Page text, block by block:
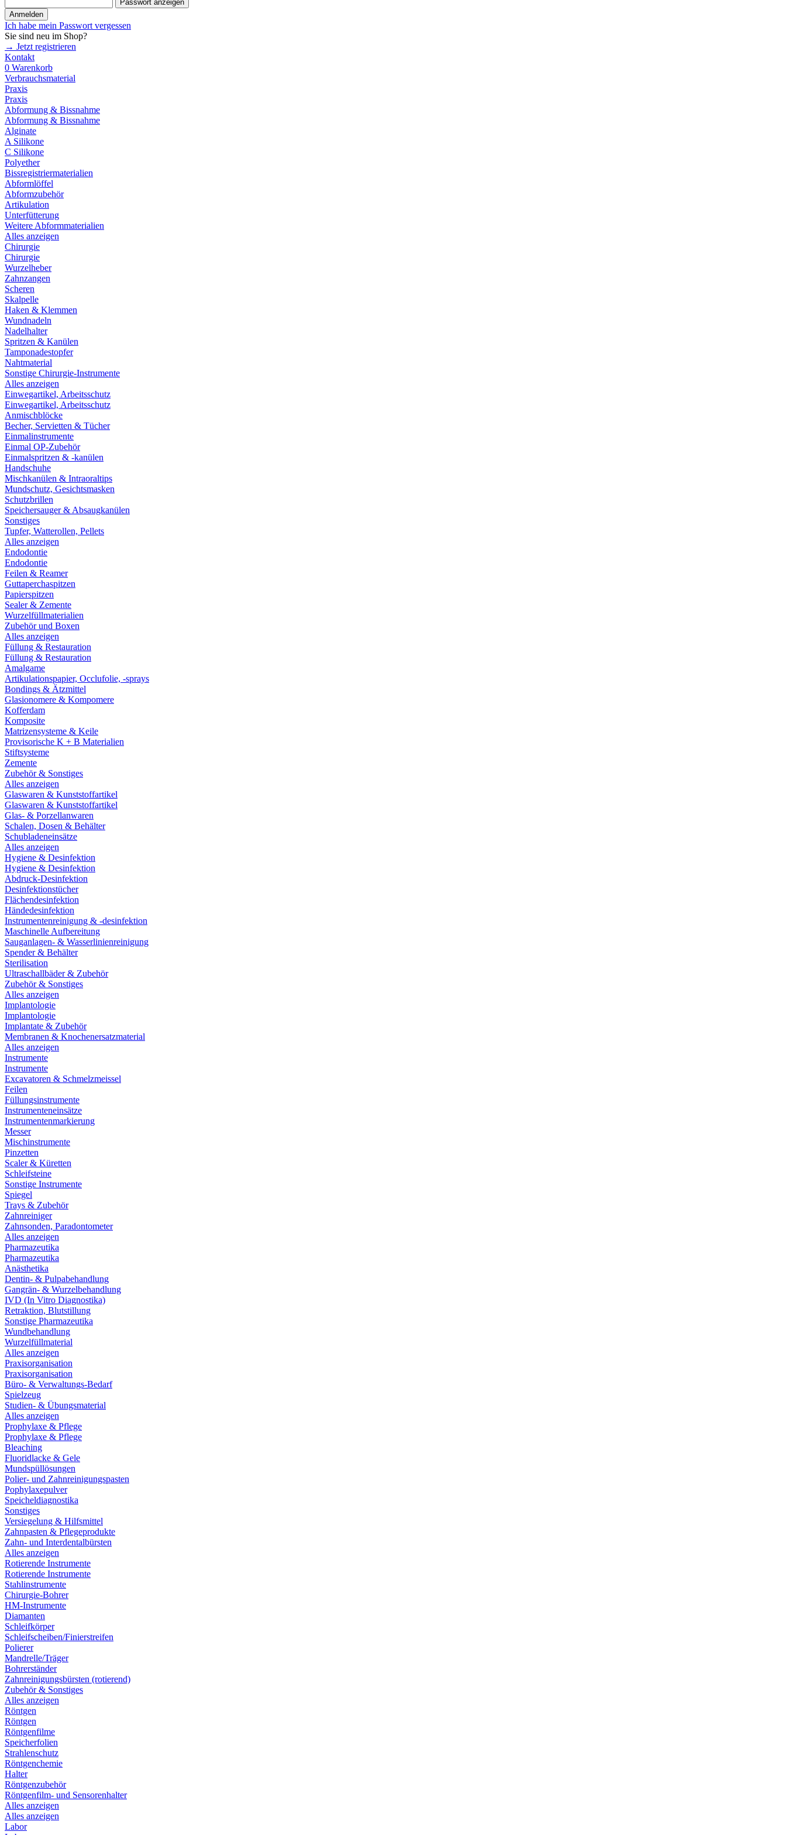
Passwort anzeigen
Anmelden
Ich habe mein Passwort vergessen
Sie sind neu im Shop?
→ Jetzt registrieren
Kontakt
0 Warenkorb
Verbrauchsmaterial
Praxis
Praxis
Abformung & Bissnahme
Abformung & Bissnahme
Alginate
A Silikone
C Silikone
Polyether
Bissregistriermaterialien
Abformlöffel
Abformzubehör
Artikulation
Unterfütterung
Weitere Abformmaterialien
Alles anzeigen
Chirurgie
Chirurgie
Wurzelheber
Zahnzangen
Scheren
Skalpelle
Haken & Klemmen
Wundnadeln
Nadelhalter
Spritzen & Kanülen
Tamponadestopfer
Nahtmaterial
Sonstige Chirurgie-Instrumente
Alles anzeigen
Einwegartikel, Arbeitsschutz
Einwegartikel, Arbeitsschutz
Anmischblöcke
Becher, Servietten & Tücher
Einmalinstrumente
Einmal OP-Zubehör
Einmalspritzen & -kanülen
Handschuhe
Mischkanülen & Intraoraltips
Mundschutz, Gesichtsmasken
Schutzbrillen
Speichersauger & Absaugkanülen
Sonstiges
Tupfer, Watterollen, Pellets
Alles anzeigen
Endodontie
Endodontie
Feilen & Reamer
Guttaperchaspitzen
Papierspitzen
Sealer & Zemente
Wurzelfüllmaterialien
Zubehör und Boxen
Alles anzeigen
Füllung & Restauration
Füllung & Restauration
Amalgame
Artikulationspapier, Occlufolie, -sprays
Bondings & Ätzmittel
Glasionomere & Kompomere
Kofferdam
Komposite
Matrizensysteme & Keile
Provisorische K + B Materialien
Stiftsysteme
Zemente
Zubehör & Sonstiges
Alles anzeigen
Glaswaren & Kunststoffartikel
Glaswaren & Kunststoffartikel
Glas- & Porzellanwaren
Schalen, Dosen & Behälter
Schubladeneinsätze
Alles anzeigen
Hygiene & Desinfektion
Hygiene & Desinfektion
Abdruck-Desinfektion
Desinfektionstücher
Flächendesinfektion
Händedesinfektion
Instrumentenreinigung & -desinfektion
Maschinelle Aufbereitung
Sauganlagen- & Wasserlinienreinigung
Spender & Behälter
Sterilisation
Ultraschallbäder & Zubehör
Zubehör & Sonstiges
Alles anzeigen
Implantologie
Implantologie
Implantate & Zubehör
Membranen & Knochenersatzmaterial
Alles anzeigen
Instrumente
Instrumente
Excavatoren & Schmelzmeissel
Feilen
Füllungsinstrumente
Instrumenteneinsätze
Instrumentenmarkierung
Messer
Mischinstrumente
Pinzetten
Scaler & Küretten
Schleifsteine
Sonstige Instrumente
Spiegel
Trays & Zubehör
Zahnreiniger
Zahnsonden, Paradontometer
Alles anzeigen
Pharmazeutika
Pharmazeutika
Anästhetika
Dentin- & Pulpabehandlung
Gangrän- & Wurzelbehandlung
IVD (In Vitro Diagnostika)
Retraktion, Blutstillung
Sonstige Pharmazeutika
Wundbehandlung
Wurzelfüllmaterial
Alles anzeigen
Praxisorganisation
Praxisorganisation
Büro- & Verwaltungs-Bedarf
Spielzeug
Studien- & Übungsmaterial
Alles anzeigen
Prophylaxe & Pflege
Prophylaxe & Pflege
Bleaching
Fluoridlacke & Gele
Mundspüllösungen
Polier- und Zahnreinigungspasten
Pophylaxepulver
Speicheldiagnostika
Sonstiges
Versiegelung & Hilfsmittel
Zahnpasten & Pflegeprodukte
Zahn- und Interdentalbürsten
Alles anzeigen
Rotierende Instrumente
Rotierende Instrumente
Stahlinstrumente
Chirurgie-Bohrer
HM-Instrumente
Diamanten
Schleifkörper
Schleifscheiben/Finierstreifen
Polierer
Mandrelle/Träger
Bohrerständer
Zahnreinigungsbürsten (rotierend)
Zubehör & Sonstiges
Alles anzeigen
Röntgen
Röntgen
Röntgenfilme
Speicherfolien
Strahlenschutz
Röntgenchemie
Halter
Röntgenzubehör
Röntgenfilm- und Sensorenhalter
Alles anzeigen
Alles anzeigen
Labor